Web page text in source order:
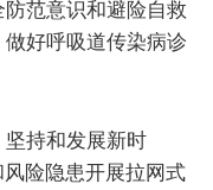
范意识和避险自救
好呼吸道传染病诊
持和发展新时
险隐患开展拉网式